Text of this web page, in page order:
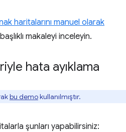
haritalarını manuel olarak
başlıklı makaleyi inceleyin.
hata ayıklama
bu demokullanılmıştır.
şunları yapabilirsiniz: